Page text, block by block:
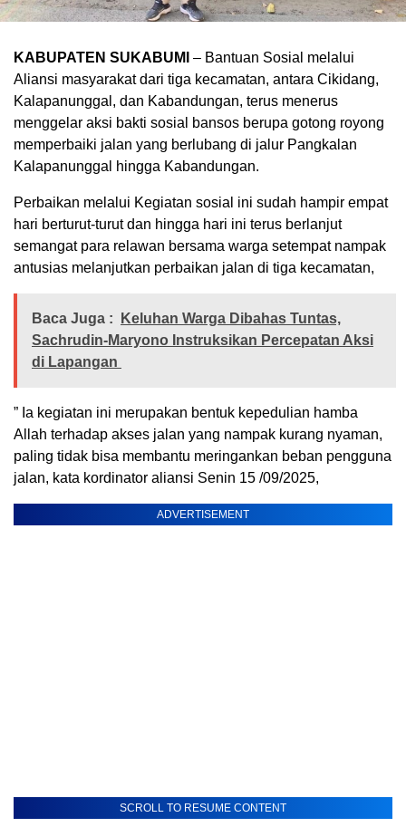
KABUPATEN SUKABUMI – Bantuan Sosial melalui
Aliansi masyarakat dari tiga kecamatan, antara Cikidang,
Kalapanunggal, dan Kabandungan, terus menerus
menggelar aksi bakti sosial bansos berupa gotong royong
memperbaiki jalan yang berlubang di jalur Pangkalan
Kalapanunggal hingga Kabandungan.
Perbaikan melalui Kegiatan sosial ini sudah hampir empat
hari berturut-turut dan hingga hari ini terus berlanjut
semangat para relawan bersama warga setempat nampak
antusias melanjutkan perbaikan jalan di tiga kecamatan,
Baca Juga :
Keluhan Warga Dibahas Tuntas,
Sachrudin-Maryono Instruksikan Percepatan Aksi
di Lapangan
” Ia kegiatan ini merupakan bentuk kepedulian hamba
Allah terhadap akses jalan yang nampak kurang nyaman,
paling tidak bisa membantu meringankan beban pengguna
jalan, kata kordinator aliansi Senin 15 /09/2025,
ADVERTISEMENT
SCROLL TO RESUME CONTENT